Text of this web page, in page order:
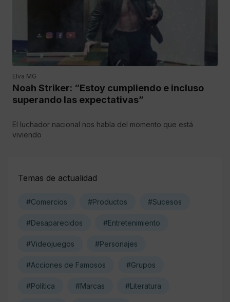
Elva MG
Noah Striker: “Estoy cumpliendo e incluso
superando las expectativas”
El luchador nacional nos habla del momento que está
viviendo
Temas de actualidad
#Comercios #Productos #Sucesos
#Desaparecidos #Entretenimiento
#Videojuegos #Personajes
#Acciones de Famosos #Grupos
#Política #Marcas #Literatura